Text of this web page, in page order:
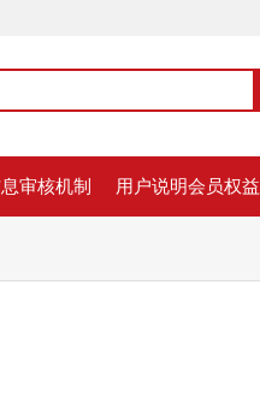
审核机制 用户说明会员权益